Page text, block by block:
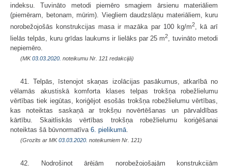
indeksu. Tuvināto metodi piemēro smagiem ārsienu materiāliem
(piemēram, betonam, mūrim). Viegliem daudzslāņu materiāliem, kuru
norobežojošās konstrukcijas masa ir mazāka par 100 kg/m2, kā arī
lielās telpās, kuru grīdas laukums ir lielāks par 25 m2, tuvināto metodi
nepiemēro.
(MK03.03.2020. noteikumu Nr. 121 redakcijā)
41. Telpās, īstenojot skaņas izolācijas pasākumus, atkarībā no
vēlamās akustiskā komforta klases telpas trokšņa robežlielumu
vērtības tiek iegūtas, koriģējot esošās trokšņa robežlielumu vērtības,
kas noteiktas saskaņā ar trokšņu novērtēšanas un pārvaldības
kārtību. Skaitliskās vērtības trokšņa robežlielumu koriģēšanai
noteiktas šā būvnormatīva 6. pielikumā.
(Grozīts ar MK03.03.2020. noteikumiem Nr. 121)
42. Nodrošinot ārējām norobežojošajām konstrukcijām